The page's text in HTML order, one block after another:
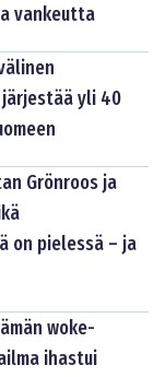
vankeutta
yli 40
Grönroos ja
on pielessä – ja
woke-
ihastui